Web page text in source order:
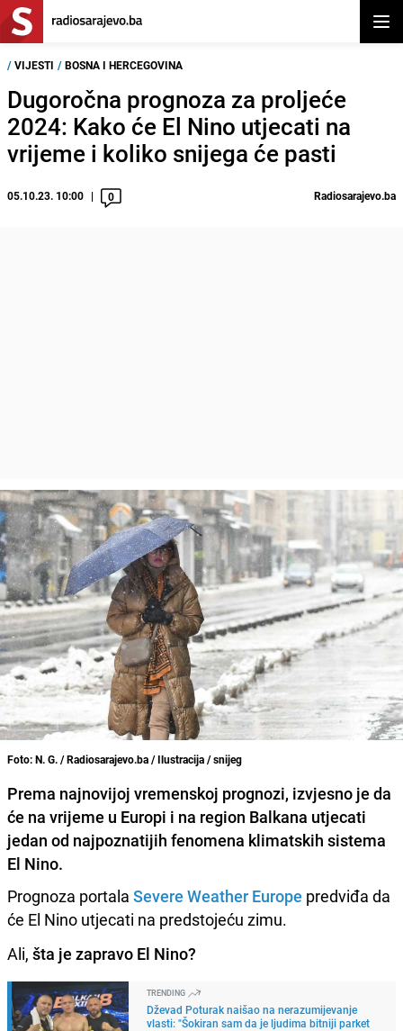
/ VIJESTI / BOSNA I HERCEGOVINA
Dugoročna prognoza za proljeće
2024: Kako će El Nino utjecati na
vrijeme i koliko snijega će pasti
05.10.23. 10:00 0 Radiosarajevo.ba
Foto: N. G. / Radiosarajevo.ba / Ilustracija / snijeg
Prema najnovijoj vremenskoj prognozi, izvjesno je da
će na vrijeme u Europi i na region Balkana utjecati
jedan od najpoznatijih fenomena klimatskih sistema
El Nino.
Prognoza portala Severe Weather Europe predviđa da
će El Nino utjecati na predstojeću zimu.
Ali, šta je zapravo El Nino?
TRENDING
Dževad Poturak naišao na nerazumijevanje
vlasti: "Šokiran sam da je ljudima bitniji parket